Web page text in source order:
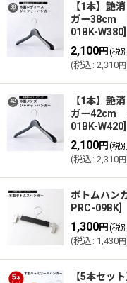
【1本】艶
ガー38cm
01BK-W380
2,100円 (税
(税込 : 2,310円
【1本】艶
ガー42cm
01BK-W420
2,100円 (税
(税込 : 2,310円
ボトムハン
PRC-09BK
1,300円 (税
(税込 : 1,430円
【5本セッ